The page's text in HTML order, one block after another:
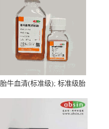
胎牛血清(标准级); 标准级胎